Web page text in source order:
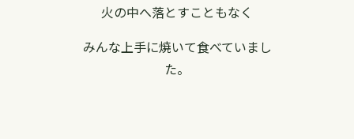
火の中へ落とすこともなく
みんな上手に焼いて食べていまし
た。